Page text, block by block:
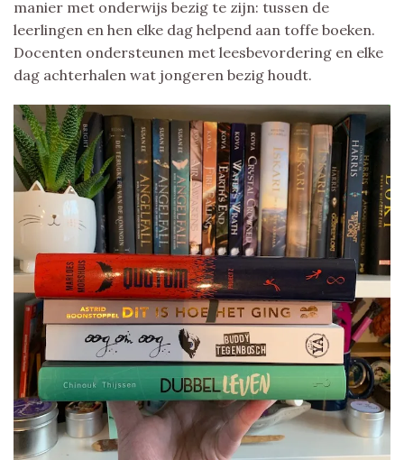
manier met onderwijs bezig te zijn: tussen de
leerlingen en hen elke dag helpend aan toffe boeken.
Docenten ondersteunen met leesbevordering en elke
dag achterhalen wat jongeren bezig houdt.